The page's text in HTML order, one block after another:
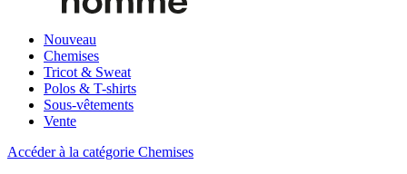
Nouveau
Chemises
Tricot & Sweat
Polos & T-shirts
Sous-vêtements
Vente
Accéder à la catégorie Chemises